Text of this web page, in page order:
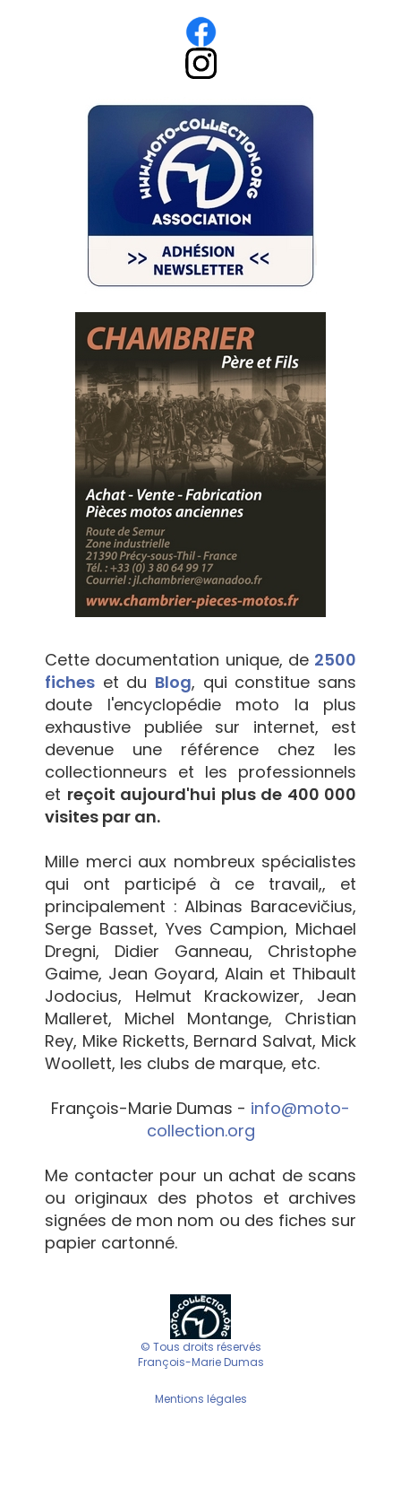
Cette documentation unique, de 2500
fiches et du Blog, qui constitue sans
doute l'encyclopédie moto la plus
exhaustive publiée sur internet, est
devenue une référence chez les
collectionneurs et les professionnels
et reçoit aujourd'hui plus de 400 000
visites par an.
Mille merci aux nombreux spécialistes
qui ont participé à ce travail,, et
principalement : Albinas Baracevičius,
Serge Basset, Yves Campion, Michael
Dregni, Didier Ganneau, Christophe
Gaime, Jean Goyard, Alain et Thibault
Jodocius, Helmut Krackowizer, Jean
Malleret, Michel Montange, Christian
Rey, Mike Ricketts, Bernard Salvat, Mick
Woollett, les clubs de marque, etc.
François-Marie Dumas - info@moto-
collection.org
Me contacter pour un achat de scans
ou originaux des photos et archives
signées de mon nom ou des fiches sur
papier cartonné.
© Tous droits réservés
François-Marie Dumas
Mentions légales